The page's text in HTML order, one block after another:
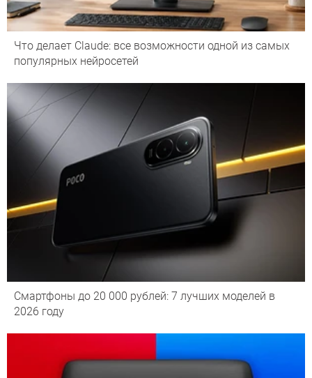
Что делает Сlaude: все возможности одной из самых
популярных нейросетей
Смартфоны до 20 000 рублей: 7 лучших моделей в
2026 году